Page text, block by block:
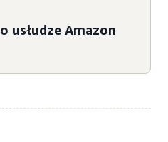
usłudze Amazon